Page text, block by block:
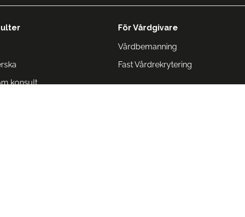
konsult
För Vårdgivare
Vårdbemanning
Fast Vårdrekrytering